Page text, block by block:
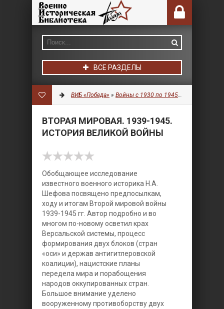
ВСЕ РАЗДЕЛЫ
ВИБ «Победа» » Войны с 1930 по 1945 гг.
ВТОРАЯ МИРОВАЯ. 1939-1945.
ИСТОРИЯ ВЕЛИКОЙ ВОЙНЫ
Обобщающее исследование
известного военного историка Н.А.
Шефова посвящено предпосылкам,
ходу и итогам Второй мировой войны
1939-1945 гг. Автор подробно и во
многом по-новому осветил крах
Версальской системы, процесс
формирования двух блоков (стран
«оси» и держав антигитлеровской
коалиции), нацистские планы
передела мира и порабощения
народов оккупированных стран.
Большое внимание уделено
вооруженному противоборству двух